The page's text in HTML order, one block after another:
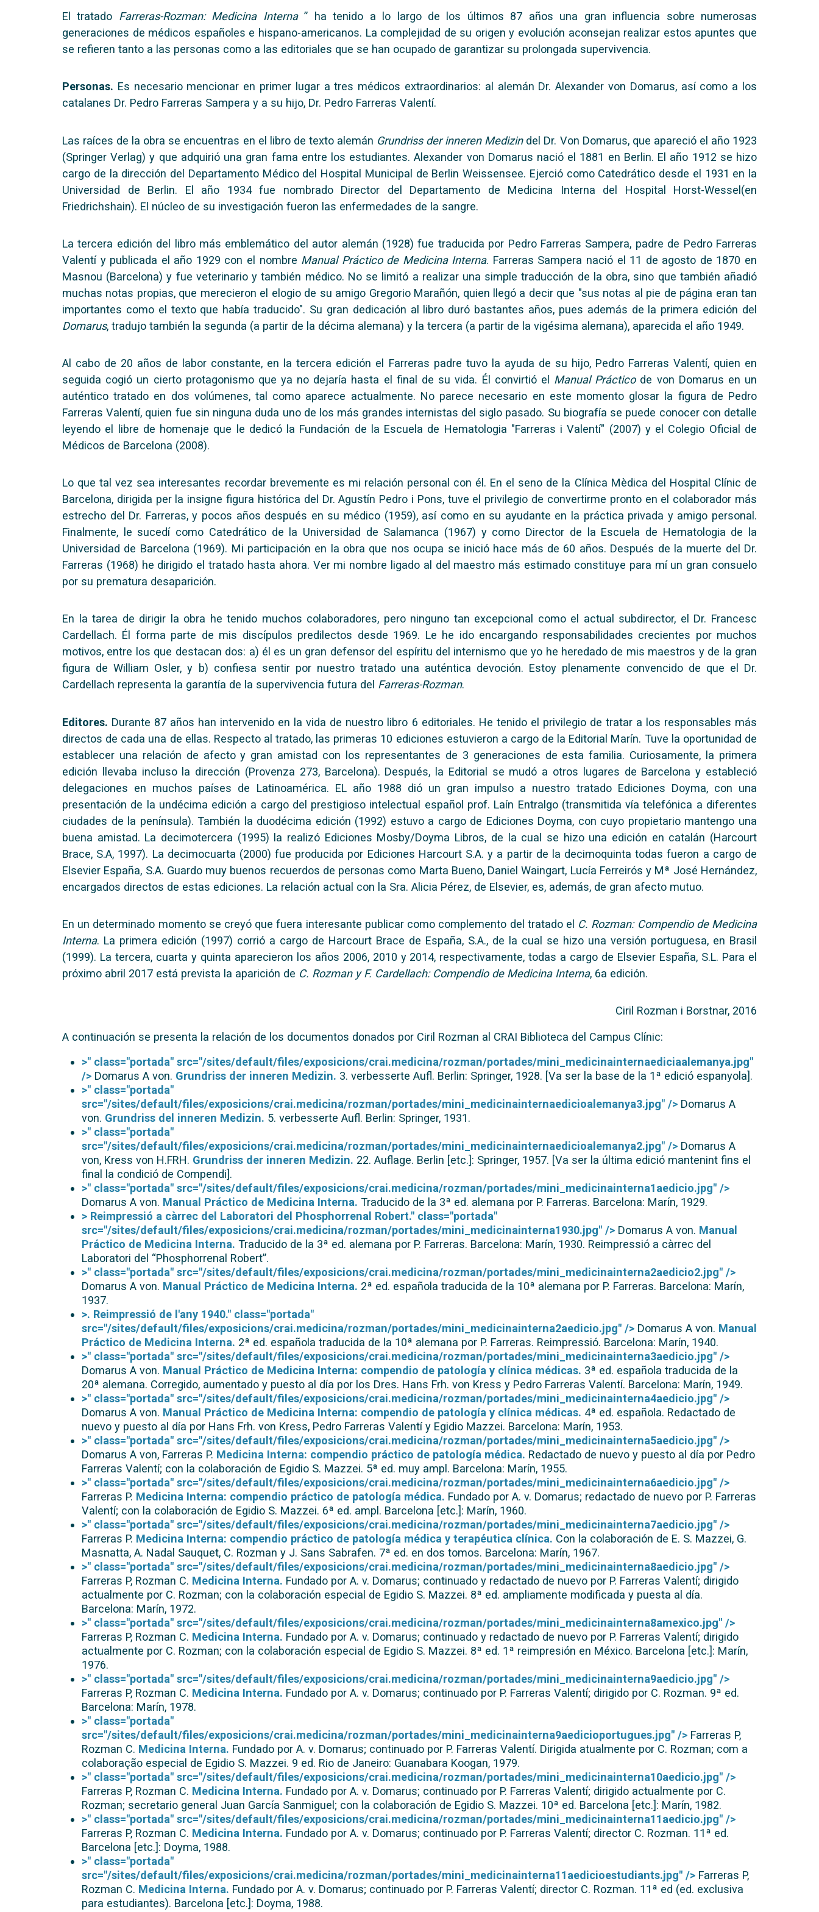
El tratado Farreras-Rozman: Medicina Interna” ha tenido a lo largo de los últimos 87 años una gran influencia sobre numerosas
generaciones de médicos españoles e hispano-americanos. La complejidad de su origen y evolución aconsejan realizar estos apuntes que
se refieren tanto a las personas como a las editoriales que se han ocupado de garantizar su prolongada supervivencia.
Personas. Es necesario mencionar en primer lugar a tres médicos extraordinarios: al alemán Dr. Alexander von Domarus, así como a los
catalanes Dr. Pedro Farreras Sampera y a su hijo, Dr. Pedro Farreras Valentí.
Las raíces de la obra se encuentras en el libro de texto alemán Grundriss der inneren Medizindel Dr. Von Domarus, que apareció el año 1923
(Springer Verlag) y que adquirió una gran fama entre los estudiantes. Alexander von Domarus nació el 1881 en Berlin. El año 1912 se hizo
cargo de la dirección del Departamento Médico del Hospital Municipal de Berlin Weissensee. Ejerció como Catedrático desde el 1931 en la
Universidad de Berlin. El año 1934 fue nombrado Director del Departamento de Medicina Interna del Hospital Horst-Wessel(en
Friedrichshain). El núcleo de su investigación fueron las enfermedades de la sangre.
La tercera edición del libro más emblemático del autor alemán (1928) fue traducida por Pedro Farreras Sampera, padre de Pedro Farreras
Valentí y publicada el año 1929 con el nombre Manual Práctico de Medicina Interna. Farreras Sampera nació el 11 de agosto de 1870 en
Masnou (Barcelona) y fue veterinario y también médico. No se limitó a realizar una simple traducción de la obra, sino que también añadió
muchas notas propias, que merecieron el elogio de su amigo Gregorio Marañón, quien llegó a decir que "sus notas al pie de página eran tan
importantes como el texto que había traducido". Su gran dedicación al libro duró bastantes años, pues además de la primera edición del
Domarus, tradujo también la segunda (a partir de la décima alemana) y la tercera (a partir de la vigésima alemana), aparecida el año 1949.
Al cabo de 20 años de labor constante, en la tercera edición el Farreras padre tuvo la ayuda de su hijo, Pedro Farreras Valentí, quien en
seguida cogió un cierto protagonismo que ya no dejaría hasta el final de su vida. Él convirtió el Manual Prácticode von Domarus en un
auténtico tratado en dos volúmenes, tal como aparece actualmente. No parece necesario en este momento glosar la figura de Pedro
Farreras Valentí, quien fue sin ninguna duda uno de los más grandes internistas del siglo pasado. Su biografía se puede conocer con detalle
leyendo el libre de homenaje que le dedicó la Fundación de la Escuela de Hematologia "Farreras i Valentí" (2007) y el Colegio Oficial de
Médicos de Barcelona (2008).
Lo que tal vez sea interesantes recordar brevemente es mi relación personal con él. En el seno de la Clínica Mèdica del Hospital Clínic de
Barcelona, dirigida per la insigne figura histórica del Dr. Agustín Pedro i Pons, tuve el privilegio de convertirme pronto en el colaborador más
estrecho del Dr. Farreras, y pocos años después en su médico (1959), así como en su ayudante en la práctica privada y amigo personal.
Finalmente, le sucedí como Catedrático de la Universidad de Salamanca (1967) y como Director de la Escuela de Hematologia de la
Universidad de Barcelona (1969). Mi participación en la obra que nos ocupa se inició hace más de 60 años. Después de la muerte del Dr.
Farreras (1968) he dirigido el tratado hasta ahora. Ver mi nombre ligado al del maestro más estimado constituye para mí un gran consuelo
por su prematura desaparición.
En la tarea de dirigir la obra he tenido muchos colaboradores, pero ninguno tan excepcional como el actual subdirector, el Dr. Francesc
Cardellach. Él forma parte de mis discípulos predilectos desde 1969. Le he ido encargando responsabilidades crecientes por muchos
motivos, entre los que destacan dos: a) él es un gran defensor del espíritu del internismo que yo he heredado de mis maestros y de la gran
figura de William Osler, y b) confiesa sentir por nuestro tratado una auténtica devoción. Estoy plenamente convencido de que el Dr.
Cardellach representa la garantía de la supervivencia futura del Farreras-Rozman.
Editores. Durante 87 años han intervenido en la vida de nuestro libro 6 editoriales. He tenido el privilegio de tratar a los responsables más
directos de cada una de ellas. Respecto al tratado, las primeras 10 ediciones estuvieron a cargo de la Editorial Marín. Tuve la oportunidad de
establecer una relación de afecto y gran amistad con los representantes de 3 generaciones de esta familia. Curiosamente, la primera
edición llevaba incluso la dirección (Provenza 273, Barcelona). Después, la Editorial se mudó a otros lugares de Barcelona y estableció
delegaciones en muchos países de Latinoamérica. EL año 1988 dió un gran impulso a nuestro tratado Ediciones Doyma, con una
presentación de la undécima edición a cargo del prestigioso intelectual español prof. Laín Entralgo (transmitida vía telefónica a diferentes
ciudades de la península). También la duodécima edición (1992) estuvo a cargo de Ediciones Doyma, con cuyo propietario mantengo una
buena amistad. La decimotercera (1995) la realizó Ediciones Mosby/Doyma Libros, de la cual se hizo una edición en catalán (Harcourt
Brace, S.A, 1997). La decimocuarta (2000) fue producida por Ediciones Harcourt S.A. y a partir de la decimoquinta todas fueron a cargo de
Elsevier España, S.A. Guardo muy buenos recuerdos de personas como Marta Bueno, Daniel Waingart, Lucía Ferreirós y Mª José Hernández,
encargados directos de estas ediciones. La relación actual con la Sra. Alicia Pérez, de Elsevier, es, además, de gran afecto mutuo.
En un determinado momento se creyó que fuera interesante publicar como complemento del tratado el C. Rozman: Compendio de Medicina
Interna. La primera edición (1997) corrió a cargo de Harcourt Brace de España, S.A., de la cual se hizo una versión portuguesa, en Brasil
(1999). La tercera, cuarta y quinta aparecieron los años 2006, 2010 y 2014, respectivamente, todas a cargo de Elsevier España, S.L. Para el
próximo abril 2017 está prevista la aparición de C. Rozman y F. Cardellach: Compendio de Medicina Interna, 6a edición.
Ciril Rozman i Borstnar, 2016
A continuación se presenta la relación de los documentos donados por Ciril Rozman al CRAI Biblioteca del Campus Clínic:
>" class="portada" src="/sites/default/files/exposicions/crai.medicina/rozman/portades/mini_medicinainternaediciaalemanya.jpg"
/> Domarus A von. Grundriss der inneren Medizin. 3. verbesserte Aufl. Berlin: Springer, 1928. [Va ser la base de la 1ª edició espanyola].
>" class="portada"
src="/sites/default/files/exposicions/crai.medicina/rozman/portades/mini_medicinainternaedicioalemanya3.jpg" /> Domarus A
von. Grundriss del inneren Medizin. 5. verbesserte Aufl. Berlin: Springer, 1931.
>" class="portada"
src="/sites/default/files/exposicions/crai.medicina/rozman/portades/mini_medicinainternaedicioalemanya2.jpg" /> Domarus A
von, Kress von H.FRH. Grundriss der inneren Medizin. 22. Auflage. Berlin [etc.]: Springer, 1957. [Va ser la última edició mantenint fins el
final la condició de Compendi].
>" class="portada" src="/sites/default/files/exposicions/crai.medicina/rozman/portades/mini_medicinainterna1aedicio.jpg" />
Domarus A von. Manual Práctico de Medicina Interna. Traducido de la 3ª ed. alemana por P. Farreras. Barcelona: Marín, 1929.
> Reimpressió a càrrec del Laboratori del Phosphorrenal Robert." class="portada"
src="/sites/default/files/exposicions/crai.medicina/rozman/portades/mini_medicinainterna1930.jpg" /> Domarus A von. Manual
Práctico de Medicina Interna. Traducido de la 3ª ed. alemana por P. Farreras. Barcelona: Marín, 1930. Reimpressió a càrrec del
Laboratori del “Phosphorrenal Robert”.
>" class="portada" src="/sites/default/files/exposicions/crai.medicina/rozman/portades/mini_medicinainterna2aedicio2.jpg" />
Domarus A von. Manual Práctico de Medicina Interna. 2ª ed. española traducida de la 10ª alemana por P. Farreras. Barcelona: Marín,
1937.
>. Reimpressió de l'any 1940." class="portada"
src="/sites/default/files/exposicions/crai.medicina/rozman/portades/mini_medicinainterna2aedicio.jpg" /> Domarus A von. Manual
Práctico de Medicina Interna. 2ª ed. española traducida de la 10ª alemana por P. Farreras. Reimpressió. Barcelona: Marín, 1940.
>" class="portada" src="/sites/default/files/exposicions/crai.medicina/rozman/portades/mini_medicinainterna3aedicio.jpg" />
Domarus A von. Manual Práctico de Medicina Interna: compendio de patología y clínica médicas. 3ª ed. española traducida de la
20ª alemana. Corregido, aumentado y puesto al día por los Dres. Hans Frh. von Kress y Pedro Farreras Valentí. Barcelona: Marín, 1949.
>" class="portada" src="/sites/default/files/exposicions/crai.medicina/rozman/portades/mini_medicinainterna4aedicio.jpg" />
Domarus A von. Manual Práctico de Medicina Interna: compendio de patología y clínica médicas. 4ª ed. española. Redactado de
nuevo y puesto al día por Hans Frh. von Kress, Pedro Farreras Valentí y Egidio Mazzei. Barcelona: Marín, 1953.
>" class="portada" src="/sites/default/files/exposicions/crai.medicina/rozman/portades/mini_medicinainterna5aedicio.jpg" />
Domarus A von, Farreras P. Medicina Interna: compendio práctico de patología médica. Redactado de nuevo y puesto al día por Pedro
Farreras Valentí; con la colaboración de Egidio S. Mazzei. 5ª ed. muy ampl. Barcelona: Marín, 1955.
>" class="portada" src="/sites/default/files/exposicions/crai.medicina/rozman/portades/mini_medicinainterna6aedicio.jpg" />
Farreras P. Medicina Interna: compendio práctico de patología médica. Fundado por A. v. Domarus; redactado de nuevo por P. Farreras
Valentí; con la colaboración de Egidio S. Mazzei. 6ª ed. ampl. Barcelona [etc.]: Marín, 1960.
>" class="portada" src="/sites/default/files/exposicions/crai.medicina/rozman/portades/mini_medicinainterna7aedicio.jpg" />
Farreras P. Medicina Interna: compendio práctico de patología médica y terapéutica clínica. Con la colaboración de E. S. Mazzei, G.
Masnatta, A. Nadal Sauquet, C. Rozman y J. Sans Sabrafen. 7ª ed. en dos tomos. Barcelona: Marín, 1967.
>" class="portada" src="/sites/default/files/exposicions/crai.medicina/rozman/portades/mini_medicinainterna8aedicio.jpg" />
Farreras P, Rozman C. Medicina Interna. Fundado por A. v. Domarus; continuado y redactado de nuevo por P. Farreras Valentí; dirigido
actualmente por C. Rozman; con la colaboración especial de Egidio S. Mazzei. 8ª ed. ampliamente modificada y puesta al día.
Barcelona: Marín, 1972.
>" class="portada" src="/sites/default/files/exposicions/crai.medicina/rozman/portades/mini_medicinainterna8amexico.jpg" />
Farreras P, Rozman C. Medicina Interna. Fundado por A. v. Domarus; continuado y redactado de nuevo por P. Farreras Valentí; dirigido
actualmente por C. Rozman; con la colaboración especial de Egidio S. Mazzei. 8ª ed. 1ª reimpresión en México. Barcelona [etc.]: Marín,
1976.
>" class="portada" src="/sites/default/files/exposicions/crai.medicina/rozman/portades/mini_medicinainterna9aedicio.jpg" />
Farreras P, Rozman C. Medicina Interna. Fundado por A. v. Domarus; continuado por P. Farreras Valentí; dirigido por C. Rozman. 9ª ed.
Barcelona: Marín, 1978.
>" class="portada"
src="/sites/default/files/exposicions/crai.medicina/rozman/portades/mini_medicinainterna9aedicioportugues.jpg" /> Farreras P,
Rozman C. Medicina Interna. Fundado por A. v. Domarus; continuado por P. Farreras Valentí. Dirigida atualmente por C. Rozman; com a
colaboração especial de Egidio S. Mazzei. 9 ed. Rio de Janeiro: Guanabara Koogan, 1979.
>" class="portada" src="/sites/default/files/exposicions/crai.medicina/rozman/portades/mini_medicinainterna10aedicio.jpg" />
Farreras P, Rozman C. Medicina Interna. Fundado por A. v. Domarus; continuado por P. Farreras Valentí; dirigido actualmente por C.
Rozman; secretario general Juan García Sanmiguel; con la colaboración de Egidio S. Mazzei. 10ª ed. Barcelona [etc.]: Marín, 1982.
>" class="portada" src="/sites/default/files/exposicions/crai.medicina/rozman/portades/mini_medicinainterna11aedicio.jpg" />
Farreras P, Rozman C. Medicina Interna. Fundado por A. v. Domarus; continuado por P. Farreras Valentí; director C. Rozman. 11ª ed.
Barcelona [etc.]: Doyma, 1988.
>" class="portada"
src="/sites/default/files/exposicions/crai.medicina/rozman/portades/mini_medicinainterna11aedicioestudiants.jpg" /> Farreras P,
Rozman C. Medicina Interna. Fundado por A. v. Domarus; continuado por P. Farreras Valentí; director C. Rozman. 11ª ed (ed. exclusiva
para estudiantes). Barcelona [etc.]: Doyma, 1988.